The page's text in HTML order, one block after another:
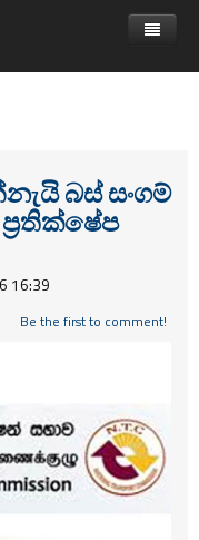
බස් සංගම්
16:39
Be the first to comment!